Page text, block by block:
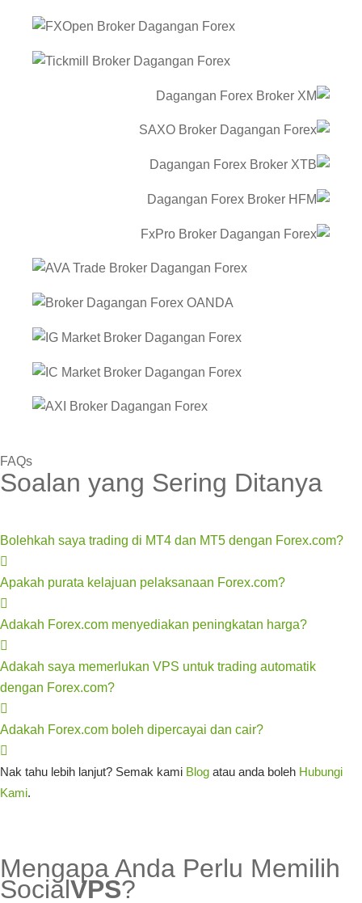
FAQs
Soalan yang Sering Ditanya
Bolehkah saya trading di MT4 dan MT5 dengan Forex.com?
Apakah purata kelajuan pelaksanaan Forex.com?
Adakah Forex.com menyediakan peningkatan harga?
Adakah saya memerlukan VPS untuk trading automatik
dengan Forex.com?
Adakah Forex.com boleh dipercayai dan cair?
Nak tahu lebih lanjut? Semak kami Blog atau anda boleh Hubungi
Kami.
Mengapa Anda Perlu Memilih
SocialVPS?